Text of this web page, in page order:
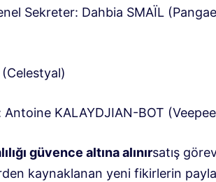
Sekreter: Dahbia SMAÏL
KALAYDJIAN-BOT
güvence altına alınırsatış
kaynaklanan yeni fikirlerin